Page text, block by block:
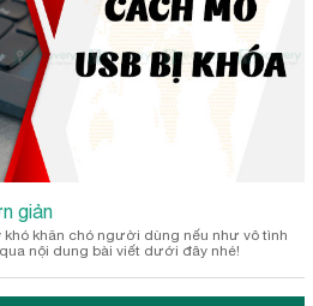
giản
khó khăn chó người dùng nếu như vô tình
nội dung bài viết dưới đây nhé!